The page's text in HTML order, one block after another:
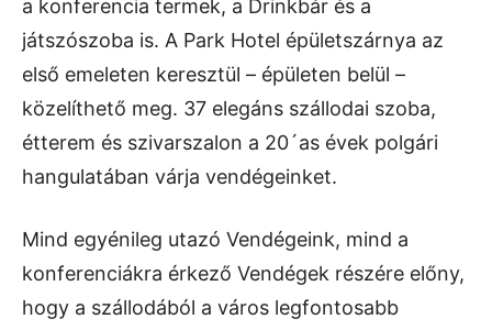
a konferencia termek, a Drinkbár és a
játszószoba is. A Park Hotel épületszárnya az
első emeleten keresztül – épületen belül –
közelíthető meg. 37 elegáns szállodai szoba,
étterem és szivarszalon a 20´as évek polgári
hangulatában várja vendégeinket.
Mind egyénileg utazó Vendégeink, mind a
konferenciákra érkező Vendégek részére előny,
hogy a szállodából a város legfontosabb